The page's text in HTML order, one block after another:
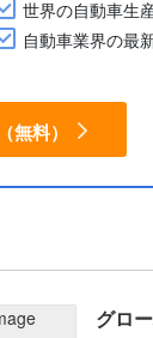
世界の自動車生
自動車業界の最
無料）
グロ